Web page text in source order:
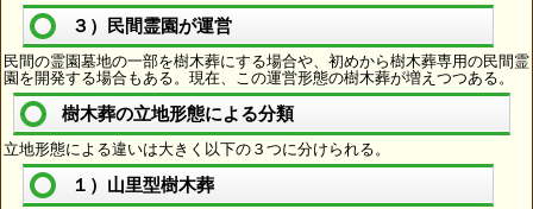
３）民間霊園が運営
民間の霊園墓地の一部を樹木葬にする場合や、初めから樹木葬専用の民間霊
園を開発する場合もある。現在、この運営形態の樹木葬が増えつつある。
樹木葬の立地形態による分類
立地形態による違いは大きく以下の３つに分けられる。
１）山里型樹木葬